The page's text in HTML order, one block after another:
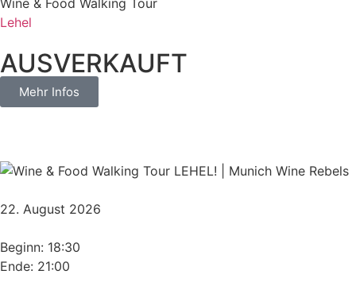
Lehel
AUSVERKAUFT
Mehr Infos
22. August 2026
Beginn: 18:30
Ende: 21:00